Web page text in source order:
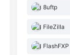
8uftp
FileZilla
FlashFXP